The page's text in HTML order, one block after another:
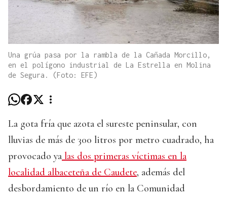
Una grúa pasa por la rambla de la Cañada Morcillo,
en el polígono industrial de La Estrella en Molina
de Segura. (Foto: EFE)
La gota fría que azota el sureste peninsular, con
lluvias de más de 300 litros por metro cuadrado, ha
provocado ya las dos primeras víctimas en la
localidad albaceteña de Caudete, además del
desbordamiento de un río en la Comunidad